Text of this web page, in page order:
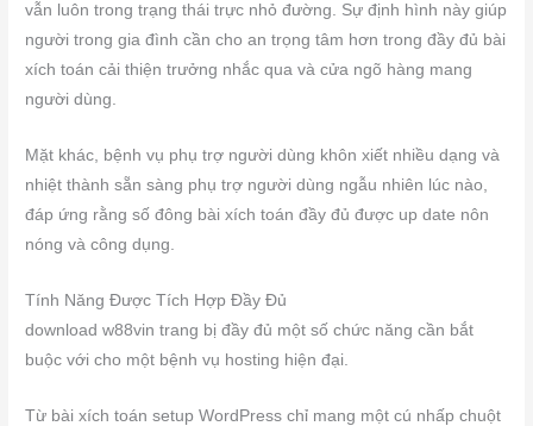
vẫn luôn trong trạng thái trực nhỏ đường. Sự định hình này giúp
người trong gia đình cần cho an trọng tâm hơn trong đầy đủ bài
xích toán cải thiện trưởng nhắc qua và cửa ngõ hàng mang
người dùng.
Mặt khác, bệnh vụ phụ trợ người dùng khôn xiết nhiều dạng và
nhiệt thành sẵn sàng phụ trợ người dùng ngẫu nhiên lúc nào,
đáp ứng rằng số đông bài xích toán đầy đủ được up date nôn
nóng và công dụng.
Tính Năng Được Tích Hợp Đầy Đủ
download w88vin trang bị đầy đủ một số chức năng cần bắt
buộc với cho một bệnh vụ hosting hiện đại.
Từ bài xích toán setup WordPress chỉ mang một cú nhấp chuột